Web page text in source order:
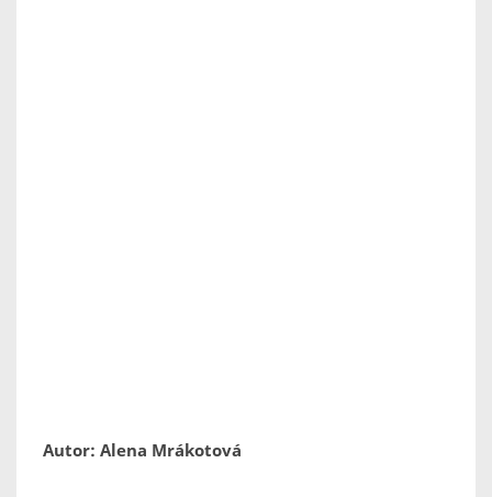
Autor: Alena Mrákotová